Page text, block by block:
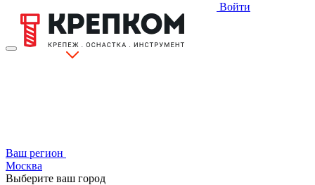
Войти
Ваш регион
Москва
Выберите ваш город